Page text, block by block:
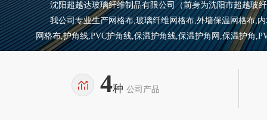
沈阳超越达玻璃纤维制品有限公司（前身为沈阳市超越玻纤
我公司专业生产网格布,玻璃纤维网格布,外墙保温网格布,内
网格布,护角线,PVC护角线,保温护角线,保温护角网,保温护角
4种 公司产品